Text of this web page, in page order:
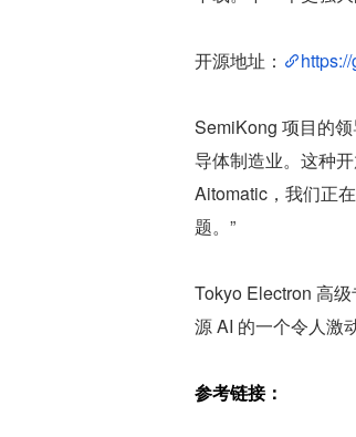
开源地址：
SemiKong 项目的
导体制造业。这种
Aitomatic，我们正
题。”
Tokyo Electron 高
源 AI 的一个令人激
参考链接：